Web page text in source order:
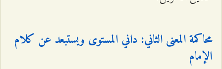
محاكمة المعنى الثاني: داني المستوى ويستبعد عن كلام
الإمام